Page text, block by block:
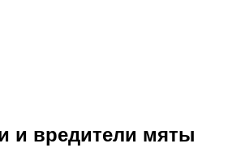
и вредители мяты